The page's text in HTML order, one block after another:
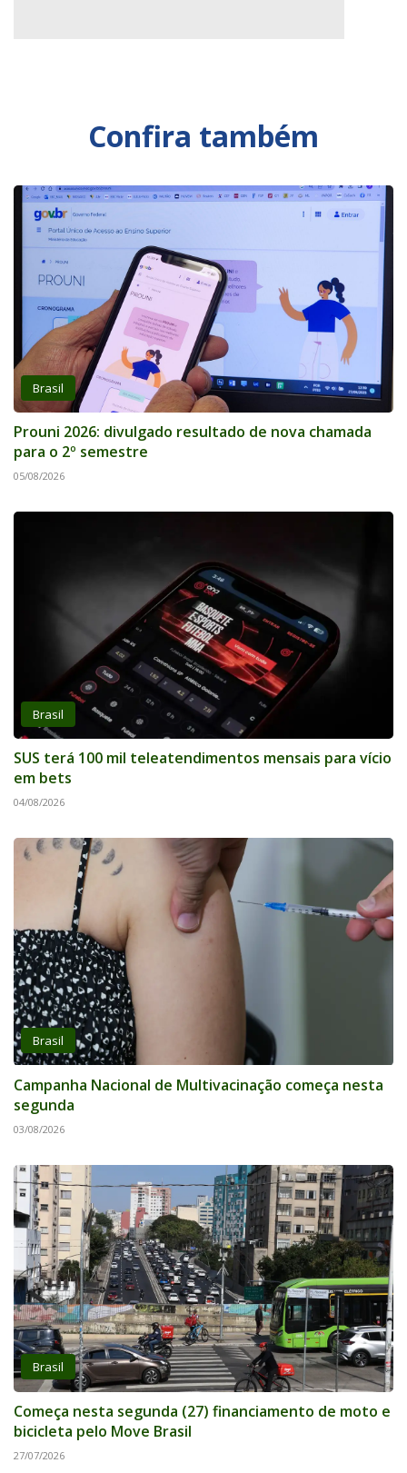
Confira também
Brasil
Prouni 2026: divulgado resultado de nova chamada
para o 2º semestre
05/08/2026
Brasil
SUS terá 100 mil teleatendimentos mensais para vício
em bets
04/08/2026
Brasil
Campanha Nacional de Multivacinação começa nesta
segunda
03/08/2026
Brasil
Começa nesta segunda (27) financiamento de moto e
bicicleta pelo Move Brasil
27/07/2026